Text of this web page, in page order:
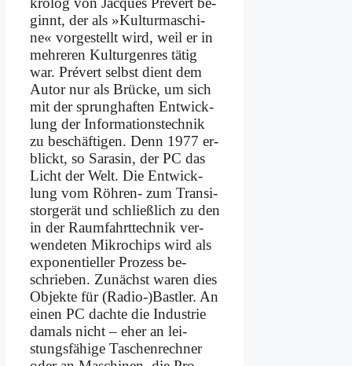
ginnt, der als »Kul­tur­ma­schi­
ne« vor­ge­stellt wird, weil er in
meh­re­ren Kul­tur­gen­res tä­tig
war. Pré­vert selbst dient dem
Au­tor nur als Brücke, um sich
mit der sprung­haf­ten Ent­wick­
lung der In­for­ma­ti­ons­tech­nik
zu be­schäf­ti­gen. Denn 1977 er­
blickt, so Sa­ra­sin, der PC das
Licht der Welt. Die Ent­wick­
lung vom Röh­ren- zum Tran­si­
stor­ge­rät und schließ­lich zu den
in der Raum­fahrt­tech­nik ver­
wen­de­ten Mi­kro­chips wird als
ex­po­nen­ti­el­ler Pro­zess be­
schrie­ben. Zu­nächst wa­ren dies
Ob­jek­te für (Radio-)Bastler. An
ei­nen PC dach­te die In­du­strie
da­mals nicht – eher an lei­
stungs­fä­hi­ge Ta­schen­rech­ner